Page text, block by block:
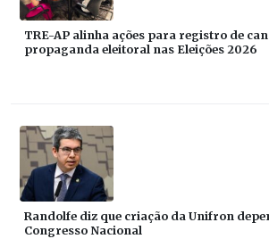
TRE-AP alinha ações para registro de
propaganda eleitoral nas Eleições 2026
Randolfe diz que criação da Unifron
Congresso Nacional